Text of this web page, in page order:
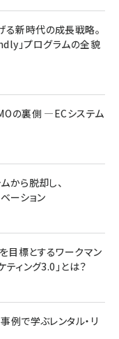
る新時代の成長戦略。
」プログラムの全貌
の裏側 ―ECシステム
から脱却し、
ーション
目標とするワークマン
ィング3.0」とは？
例で学ぶレンタル・リ